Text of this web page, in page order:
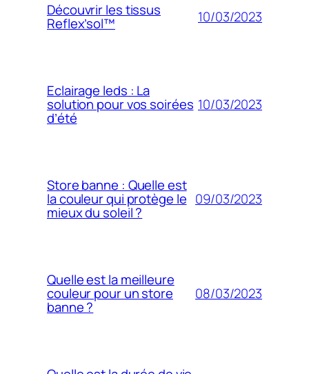
Découvrir les tissus
Reflex’sol™ 10/03/2023
Eclairage leds : La
solution pour vos soirées
d’été
10/03/2023
Store banne : Quelle est
la couleur qui protège le
mieux du soleil ?
09/03/2023
Quelle est la meilleure
couleur pour un store
banne ?
08/03/2023